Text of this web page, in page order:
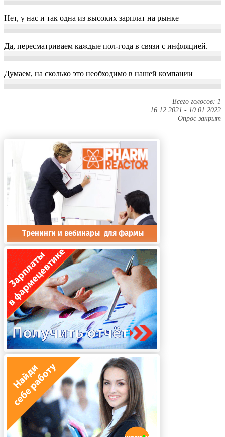
Нет, у нас и так одна из высоких зарплат на рынке
Да, пересматриваем каждые пол-года в связи с инфляцией.
Думаем, на сколько это необходимо в нашей компании
Всего голосов: 1
16.12.2021 - 10.01.2022
Опрос закрыт